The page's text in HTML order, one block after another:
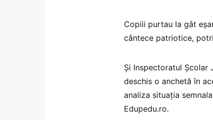
Copiii purtau la gât
cântece patriotice,
Și Inspectoratul Școlar
deschis o anchetă în
analiza situația
Edupedu.ro.